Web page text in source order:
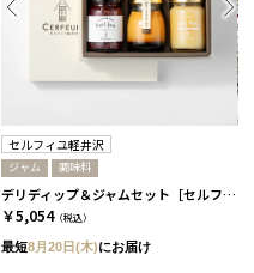
セルフィユ軽井沢
ジャム 調味料
デリディップ＆ジャムセット［セルフィユ軽井沢］
￥5,054（税込）
最短8月20日(木)にお届け